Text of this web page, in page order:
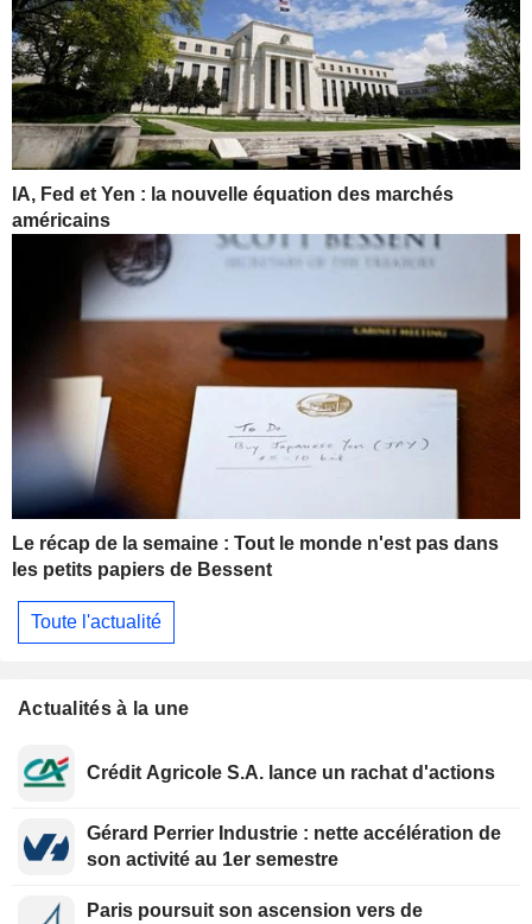
IA, Fed et Yen : la nouvelle équation des marchés
américains
Le récap de la semaine : Tout le monde n'est pas dans
les petits papiers de Bessent
Toute l'actualité
Actualités à la une
Crédit Agricole S.A. lance un rachat d'actions
Gérard Perrier Industrie : nette accélération de
son activité au 1er semestre
Paris poursuit son ascension vers de